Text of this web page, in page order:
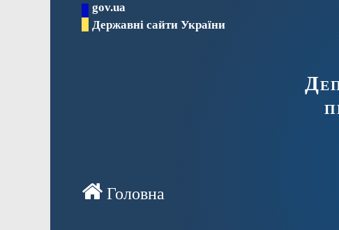
gov.ua
Державні сайти України